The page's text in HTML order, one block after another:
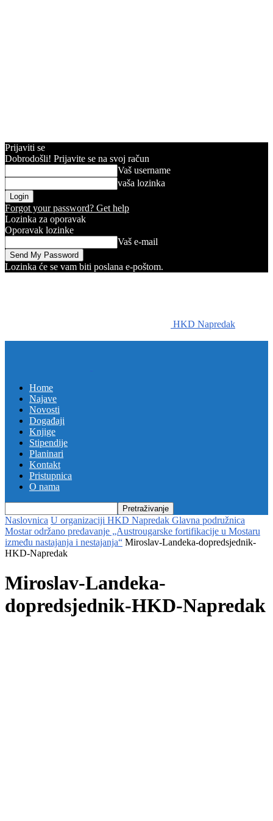
Prijaviti se
Dobrodošli! Prijavite se na svoj račun
Vaš username
vaša lozinka
Forgot your password? Get help
Lozinka za oporavak
Oporavak lozinke
Vaš e-mail
Lozinka će se vam biti poslana e-poštom.
HKD Napredak
Home
Najave
Novosti
Događaji
Knjige
Stipendije
Planinari
Kontakt
Pristupnica
O nama
Naslovnica U organizaciji HKD Napredak Glavna podružnica
Mostar održano predavanje „Austrougarske fortifikacije u Mostaru
između nastajanja i nestajanja“ Miroslav-Landeka-dopredsjednik-
HKD-Napredak
Miroslav-Landeka-
dopredsjednik-HKD-Napredak